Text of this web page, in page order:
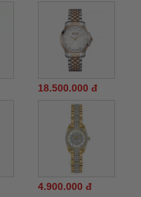
18.500.000 đ
4.900.000 đ